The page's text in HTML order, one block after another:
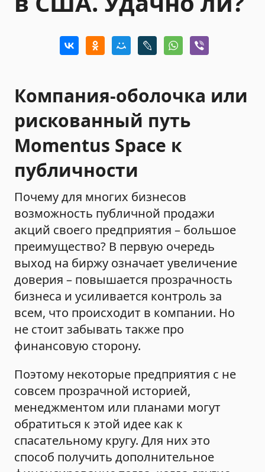
Компания-оболочка или
рискованный путь
Momentus Space к
публичности
Почему для многих бизнесов
возможность публичной продажи
акций своего предприятия – большое
преимущество? В первую очередь
выход на биржу означает увеличение
доверия – повышается прозрачность
бизнеса и усиливается контроль за
всем, что происходит в компании. Но
не стоит забывать также про
финансовую сторону.
Поэтому некоторые предприятия с не
совсем прозрачной историей,
менеджментом или планами могут
обратиться к этой идее как к
спасательному кругу. Для них это
способ получить дополнительное